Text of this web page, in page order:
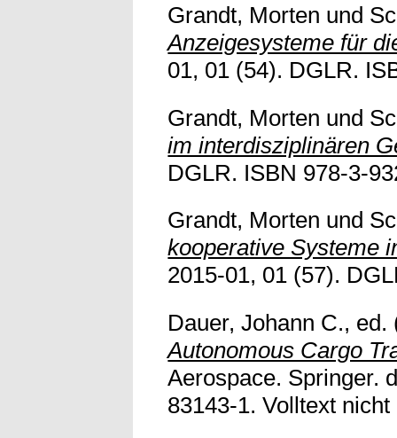
Grandt, Morten und
Anzeigesysteme für
01, 01 (54). DGLR.
Grandt, Morten und
im interdisziplinären
DGLR. ISBN 978-3-
Grandt, Morten und
kooperative Systeme
2015-01, 01 (57).
Dauer, Johann C., ed.
Autonomous Cargo
Aerospace. Springer.
83143-1. Volltext nicht